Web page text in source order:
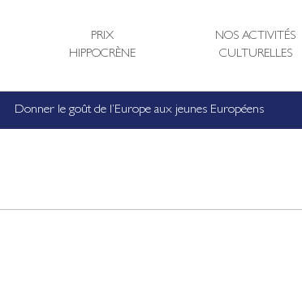
Donner le goût de l’Europe aux jeunes Européens
PRIX
HIPPOCRÈNE
NOS ACTIVITÉS
CULTURELLES